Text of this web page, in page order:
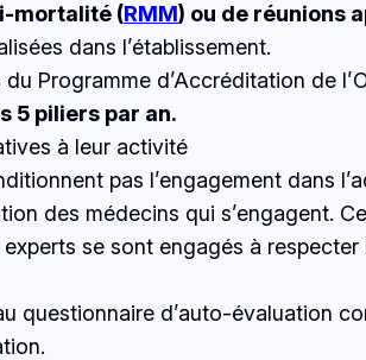
mortalité (RMM) ou de réunions
dans l’établissement.
Programme d’Accréditation de
5 piliers par an.
à leur activité
pas l’engagement dans
des médecins qui s’engagent.
se sont engagés à
questionnaire d’auto-évaluation